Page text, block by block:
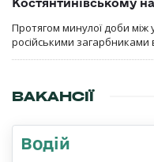
Протягом минулої доби між
російськими загарбниками
ВАКАНСІЇ
Водій